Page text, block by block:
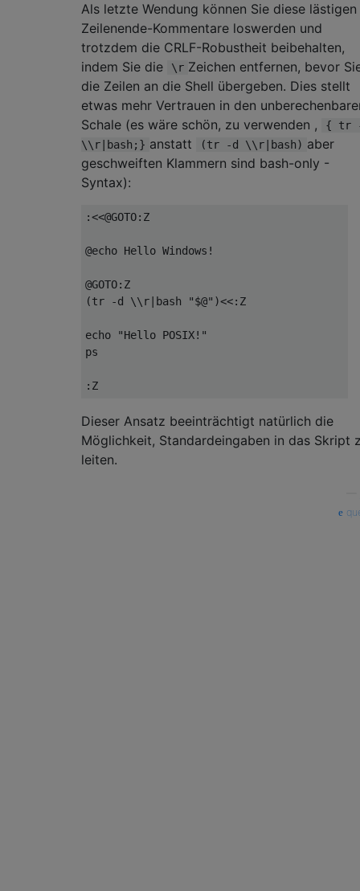
Als letzte Wendung können Sie diese lästigen
Zeilenende-Kommentare loswerden und
trotzdem die CRLF-Robustheit beibehalten,
indem Sie die
\r Zeichen entfernen, bevor
die Zeilen an die Shell übergeben. Dies stellt
etwas mehr Vertrauen in den
Schale (es wäre schön, zu verwenden ,
{ tr
\\r|bash;} anstatt (tr -d \\r|bash) aber
geschweiften Klammern sind bash-only -
Syntax):
:<<@GOTO:Z
@echo Hello Windows!
@GOTO:Z
(tr -d \\r|bash "$@")<<:Z
echo "Hello POSIX!"
ps
Dieser Ansatz beeinträchtigt natürlich die
Möglichkeit, Standardeingaben in das Skript
leiten.